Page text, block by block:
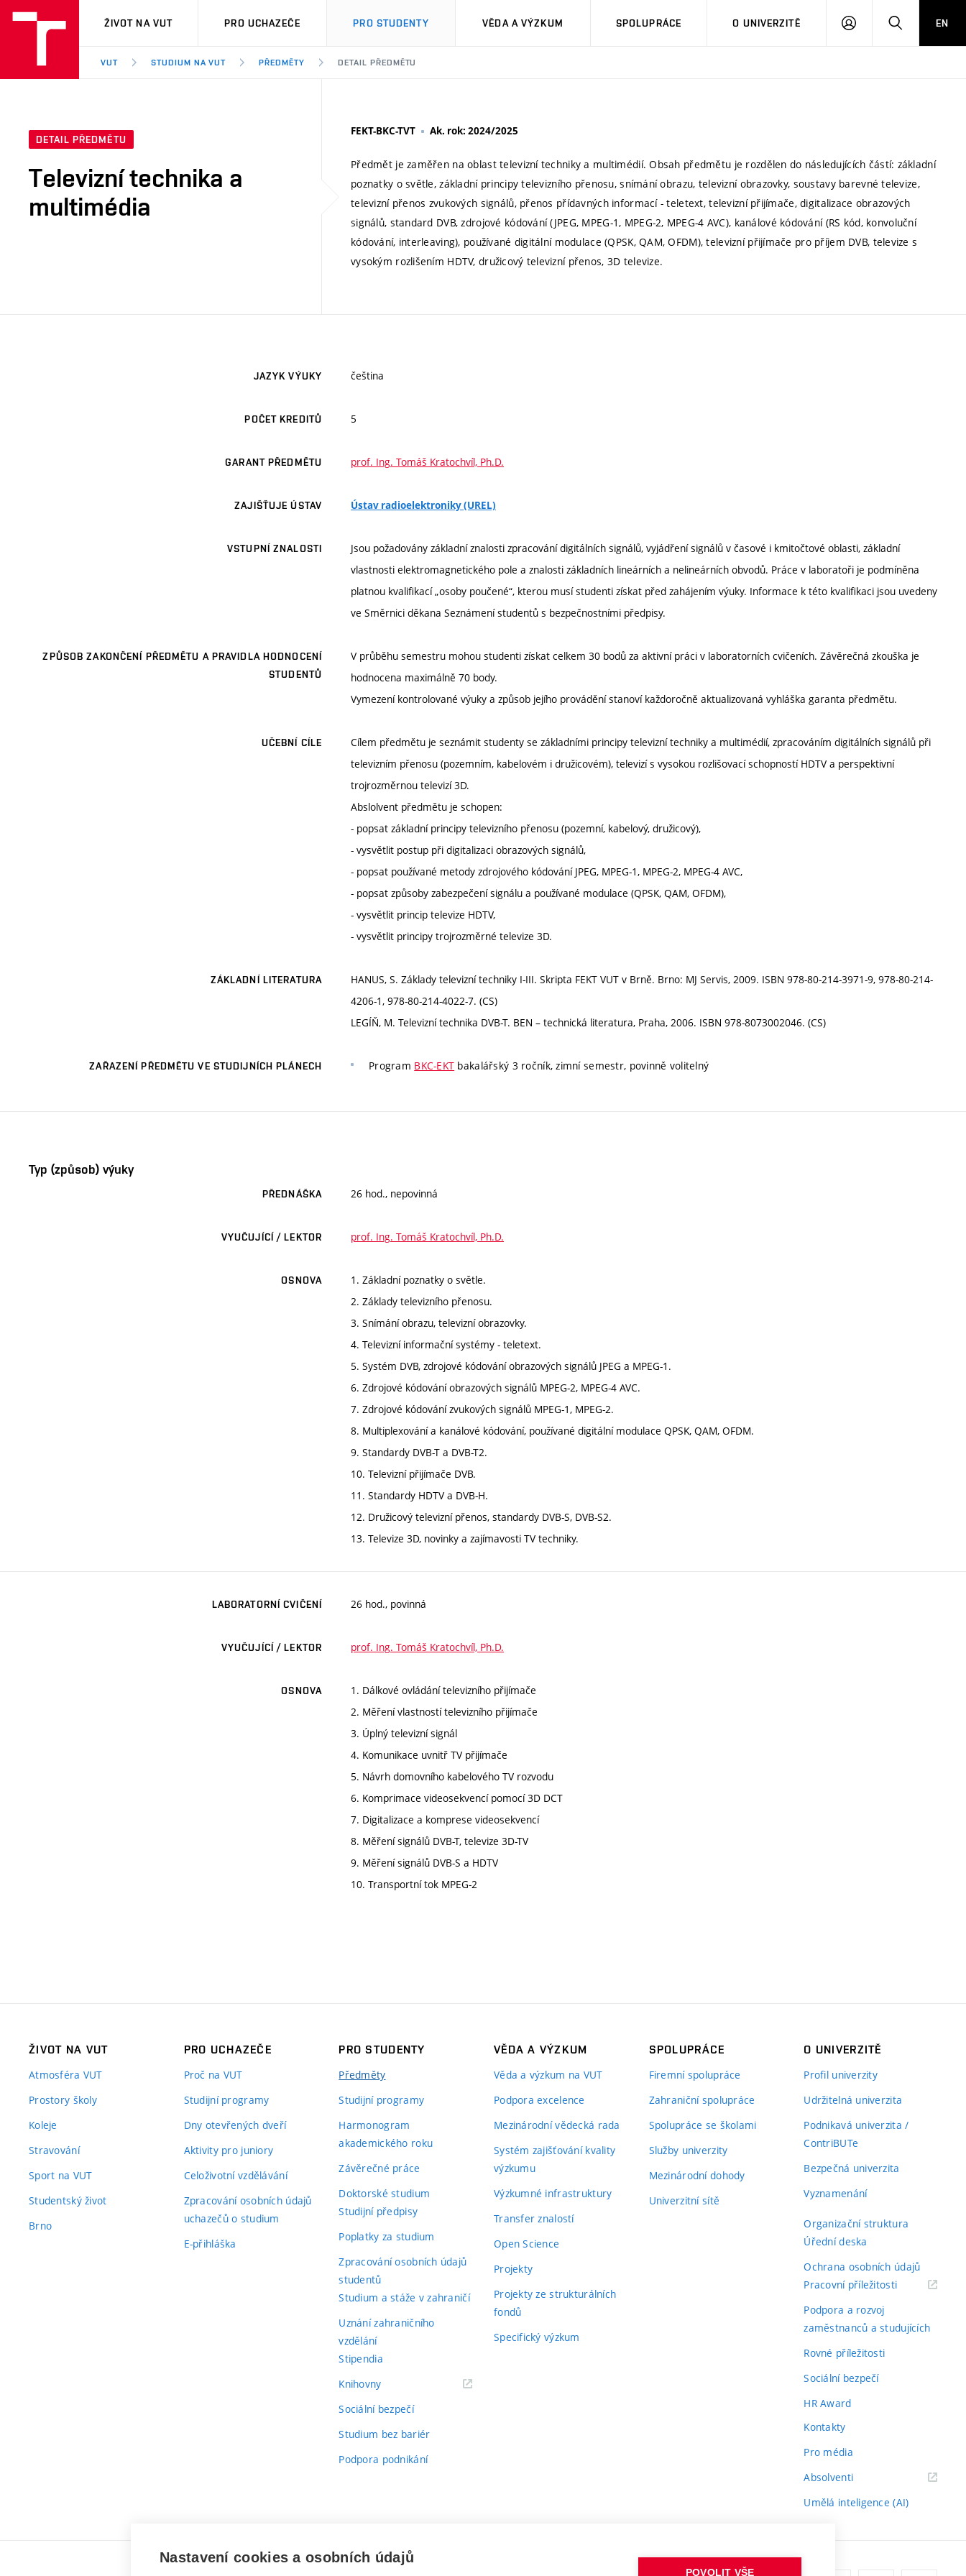
VUT
ŽIVOT NA VUT PRO UCHAZEČE PRO STUDENTY VĚDA A VÝZKUM SPOLUPRÁCE O UNIVERZITĚ
PŘIHLÁSIT HLEDATEN
VUT STUDIUM NA VUT PŘEDMĚTY DETAIL PŘEDMĚTU
DETAIL PŘEDMĚTU
Televizní technika a
multimédia
FEKT-BKC-TVT Ak. rok: 2024/2025
Předmět je zaměřen na oblast televizní techniky a multimédií. Obsah předmětu je rozdělen do následujících částí: základní
poznatky o světle, základní principy televizního přenosu, snímání obrazu, televizní obrazovky, soustavy barevné televize,
televizní přenos zvukových signálů, přenos přídavných informací - teletext, televizní přijímače, digitalizace obrazových
signálů, standard DVB, zdrojové kódování (JPEG, MPEG-1, MPEG-2, MPEG-4 AVC), kanálové kódování (RS kód, konvoluční
kódování, interleaving), používané digitální modulace (QPSK, QAM, OFDM), televizní přijímače pro příjem DVB, televize s
vysokým rozlišením HDTV, družicový televizní přenos, 3D televize.
JAZYK VÝUKY čeština
POČET KREDITŮ 5
GARANT PŘEDMĚTU prof. Ing. Tomáš Kratochvíl, Ph.D.
ZAJIŠŤUJE ÚSTAV Ústav radioelektroniky (UREL)
VSTUPNÍ ZNALOSTI
Jsou požadovány základní znalosti zpracování digitálních signálů, vyjádření signálů v časové i kmitočtové oblasti, základní
vlastnosti elektromagnetického pole a znalosti základních lineárních a nelineárních obvodů. Práce v laboratoři je podmíněna
platnou kvalifikací „osoby poučené“, kterou musí studenti získat před zahájením výuky. Informace k této kvalifikaci jsou uvedeny
ve Směrnici děkana Seznámení studentů s bezpečnostními předpisy.
ZPŮSOB ZAKONČENÍ PŘEDMĚTU A PRAVIDLA HODNOCENÍ
STUDENTŮ
V průběhu semestru mohou studenti získat celkem 30 bodů za aktivní práci v laboratorních cvičeních. Závěrečná zkouška je
hodnocena maximálně 70 body.
Vymezení kontrolované výuky a způsob jejího provádění stanoví každoročně aktualizovaná vyhláška garanta předmětu.
UČEBNÍ CÍLE
Cílem předmětu je seznámit studenty se základními principy televizní techniky a multimédií, zpracováním digitálních signálů při
televizním přenosu (pozemním, kabelovém i družicovém), televizí s vysokou rozlišovací schopností HDTV a perspektivní
trojrozměrnou televizí 3D.
Abslolvent předmětu je schopen:
- popsat základní principy televizního přenosu (pozemní, kabelový, družicový),
- vysvětlit postup při digitalizaci obrazových signálů,
- popsat používané metody zdrojového kódování JPEG, MPEG-1, MPEG-2, MPEG-4 AVC,
- popsat způsoby zabezpečení signálu a používané modulace (QPSK, QAM, OFDM),
- vysvětlit princip televize HDTV,
- vysvětlit principy trojrozměrné televize 3D.
ZÁKLADNÍ LITERATURA
HANUS, S. Základy televizní techniky I-III. Skripta FEKT VUT v Brně. Brno: MJ Servis, 2009. ISBN 978-80-214-3971-9, 978-80-214-
4206-1, 978-80-214-4022-7. (CS)
LEGÍŇ, M. Televizní technika DVB-T. BEN – technická literatura, Praha, 2006. ISBN 978-8073002046. (CS)
ZAŘAZENÍ PŘEDMĚTU VE STUDIJNÍCH PLÁNECH Program BKC-EKT bakalářský 3 ročník, zimní semestr, povinně volitelný
Typ (způsob) výuky
PŘEDNÁŠKA 26 hod., nepovinná
VYUČUJÍCÍ / LEKTOR prof. Ing. Tomáš Kratochvíl, Ph.D.
OSNOVA
1. Základní poznatky o světle.
2. Základy televizního přenosu.
3. Snímání obrazu, televizní obrazovky.
4. Televizní informační systémy - teletext.
5. Systém DVB, zdrojové kódování obrazových signálů JPEG a MPEG-1.
6. Zdrojové kódování obrazových signálů MPEG-2, MPEG-4 AVC.
7. Zdrojové kódování zvukových signálů MPEG-1, MPEG-2.
8. Multiplexování a kanálové kódování, používané digitální modulace QPSK, QAM, OFDM.
9. Standardy DVB-T a DVB-T2.
10. Televizní přijímače DVB.
11. Standardy HDTV a DVB-H.
12. Družicový televizní přenos, standardy DVB-S, DVB-S2.
13. Televize 3D, novinky a zajímavosti TV techniky.
LABORATORNÍ CVIČENÍ 26 hod., povinná
VYUČUJÍCÍ / LEKTOR prof. Ing. Tomáš Kratochvíl, Ph.D.
OSNOVA
1. Dálkové ovládání televizního přijímače
2. Měření vlastností televizního přijímače
3. Úplný televizní signál
4. Komunikace uvnitř TV přijímače
5. Návrh domovního kabelového TV rozvodu
6. Komprimace videosekvencí pomocí 3D DCT
7. Digitalizace a komprese videosekvencí
8. Měření signálů DVB-T, televize 3D-TV
9. Měření signálů DVB-S a HDTV
10. Transportní tok MPEG-2
ŽIVOT NA VUT
Atmosféra VUT
Prostory školy
Koleje
Stravování
Sport na VUT
Studentský život
Brno
PRO UCHAZEČE
Proč na VUT
Studijní programy
Dny otevřených dveří
Aktivity pro juniory
Celoživotní vzdělávání
Zpracování osobních údajů
uchazečů o studium
E-přihláška
PRO STUDENTY
Předměty
Studijní programy
Harmonogram
akademického roku
Závěrečné práce
Doktorské studium
Studijní předpisy
Poplatky za studium
Zpracování osobních údajů
studentů
Studium a stáže v zahraničí
Uznání zahraničního
vzdělání
Stipendia
Knihovny(externí
Sociální bezpečí
Studium bez bariér
Podpora podnikání
VĚDA A VÝZKUM
Věda a výzkum na VUT
Podpora excelence
Mezinárodní vědecká rada
Systém zajišťování kvality
výzkumu
Výzkumné infrastruktury
Transfer znalostí
Open Science
Projekty
Projekty ze strukturálních
fondů
Specifický výzkum
SPOLUPRÁCE
Firemní spolupráce
Zahraniční spolupráce
Spolupráce se školami
Služby univerzity
Mezinárodní dohody
Univerzitní sítě
O UNIVERZITĚ
Profil univerzity
Udržitelná univerzita
Podnikavá univerzita /
ContriBUTe
Bezpečná univerzita
Vyznamenání
Organizační struktura
Úřední deska
Ochrana osobních údajů
Pracovní příležitosti(externí
Podpora a rozvoj
zaměstnanců a studujících
Rovné příležitosti
Sociální bezpečí
HR Award
Kontakty
Pro média
Absolventi(externí
Umělá inteligence (AI)
Nastavení cookies a osobních údajů
POVOLIT VŠE